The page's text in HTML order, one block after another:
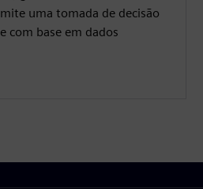
uma tomada de decisão
com base em dados